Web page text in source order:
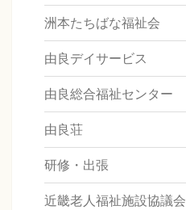
洲本たちばな福祉会
由良デイサービス
由良総合福祉センター
由良荘
研修・出張
近畿老人福祉施設協議会